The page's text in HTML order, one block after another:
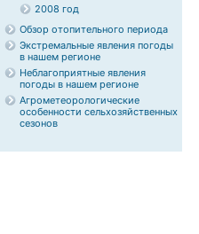
2008 год
Обзор отопительного периода
Экстремальные явления погоды
в нашем регионе
Неблагоприятные явления
погоды в нашем регионе
Агрометеорологические
особенности сельхозяйственных
сезонов